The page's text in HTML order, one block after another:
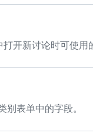
开新讨论时可使用
表单中的字段。